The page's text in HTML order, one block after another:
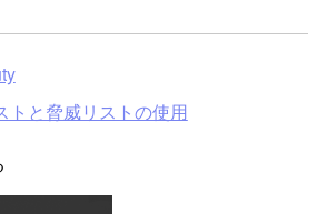
トと脅威リストの使用